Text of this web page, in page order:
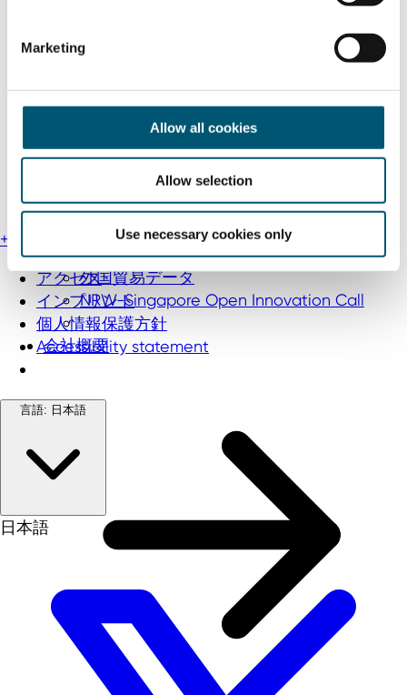
Marketing
Allow all cookies
Allow selection
Use necessary cookies only
国際見本市
企業向け視察ツアー
外国貿易データ
NRW-Singapore Open Innovation Call
会社概要
+49 211 13000-0
アクセス
インプリント
個人情報保護方針
Accessibility statement
言語: 日本語
日本語